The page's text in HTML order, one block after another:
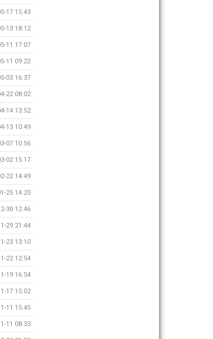
17 15:43
13 18:12
11 17:07
11 09:22
03 16:37
22 08:02
14 13:52
13 10:49
07 10:56
02 15:17
22 14:49
25 14:20
30 12:46
29 21:44
23 13:10
22 12:54
19 16:54
17 15:02
11 15:45
11 08:33